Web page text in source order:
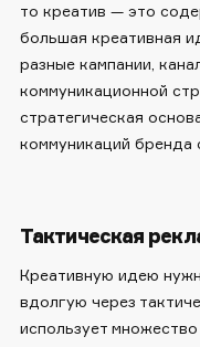
то креатив — это
большая креативная
разные кампании,
коммуникационной
стратегическая
коммуникаций бренда
Тактическая
Креативную идею
вдолгую через
использует